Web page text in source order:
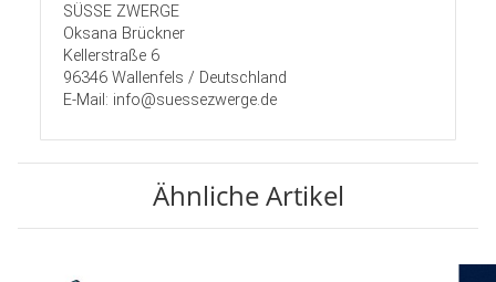
SÜSSE ZWERGE
Oksana Brückner
Kellerstraße 6
96346 Wallenfels / Deutschland
E-Mail: info@suessezwerge.de
Ähnliche Artikel